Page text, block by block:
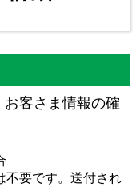
客さま情報の確
不要です。送付され